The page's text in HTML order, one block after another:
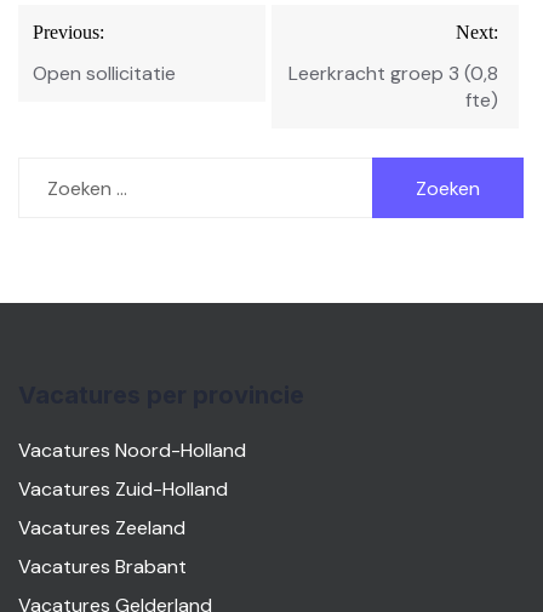
Bericht
navigatie
Previous:
Open sollicitatie
Next:
Leerkracht groep 3 (0,8
fte)
naar:
Vacatures Noord-Holland
Vacatures Zuid-Holland
Vacatures Zeeland
Vacatures Brabant
Vacatures Gelderland